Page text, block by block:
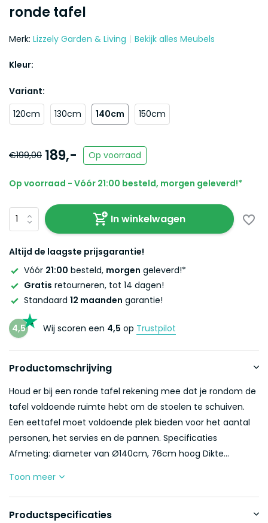
ronde tafel
Merk: Lizzely Garden & Living Bekijk alles Meubels
Kleur:
Variant:
120cm
130cm 140cm 150cm
€199,00 189,- Op voorraad
Op voorraad - Vóór 21:00 besteld, morgen geleverd!*
In winkelwagen
Altijd de laagste prijsgarantie!
Vóór 21:00 besteld, morgen geleverd!*
Gratis retourneren, tot 14 dagen!
Standaard 12 maanden garantie!
4,5 Wij scoren een 4,5 op Trustpilot
Productomschrijving
Houd er bij een ronde tafel rekening mee dat je rondom de
tafel voldoende ruimte hebt om de stoelen te schuiven.
Een eettafel moet voldoende plek bieden voor het aantal
personen, het servies en de pannen. Specificaties
Afmeting: diameter van Ø140cm, 76cm hoog Dikte...
Toon meer
Productspecificaties